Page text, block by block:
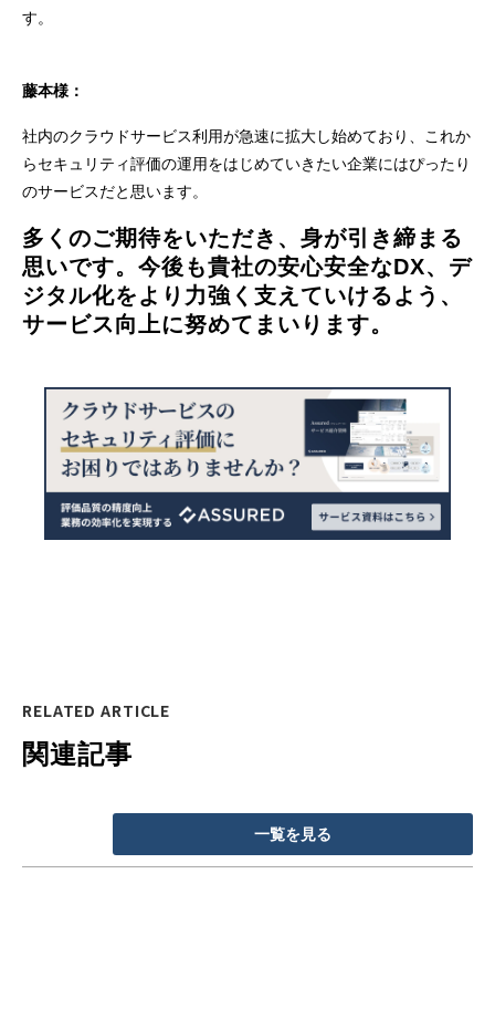
す。
藤本様：
社内のクラウドサービス利用が急速に拡大し始めており、これか
らセキュリティ評価の運用をはじめていきたい企業にはぴったり
のサービスだと思います。
多くのご期待をいただき、身が引き締まる
思いです。今後も貴社の安心安全なDX、デ
ジタル化をより力強く支えていけるよう、
サービス向上に努めてまいります。
RELATED ARTICLE
関連記事
一覧を見る